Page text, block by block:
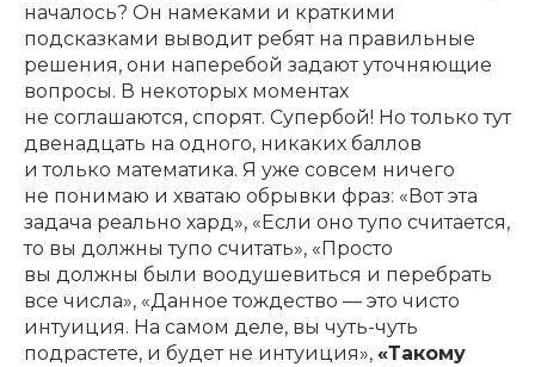
началось? Он намеками и краткими
подсказками выводит ребят на правильные
решения, они наперебой задают уточняющие
вопросы. В некоторых моментах
не соглашаются, спорят. Супербой! Но только тут
двенадцать на одного, никаких баллов
и только математика. Я уже совсем ничего
не понимаю и хватаю обрывки фраз: «Вот эта
задача реально хард», «Если оно тупо считается,
то вы должны тупо считать», «Просто
вы должны были воодушевиться и перебрать
все числа», «Данное тождество — это чисто
интуиция. На самом деле, вы чуть-чуть
подрастете, и будет не интуиция», «Такому